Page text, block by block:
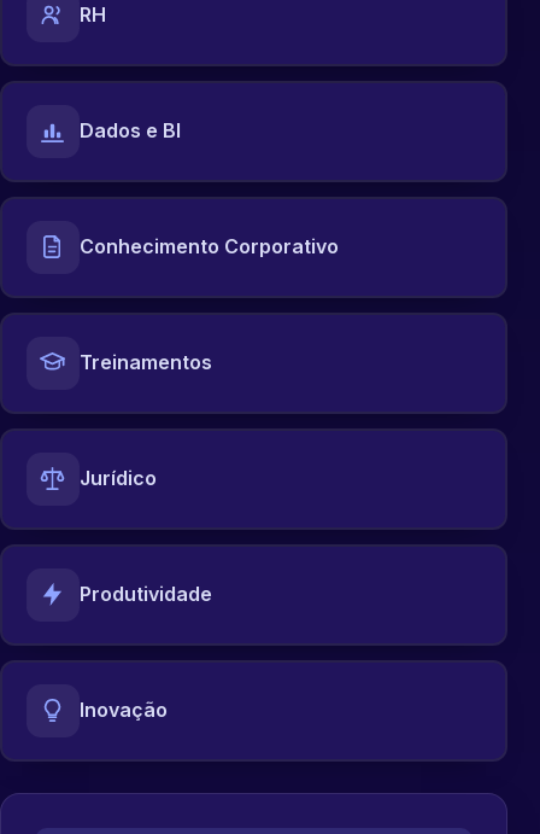
RH
Dados e BI
Conhecimento Corporativo
Treinamentos
Jurídico
Produtividade
Inovação